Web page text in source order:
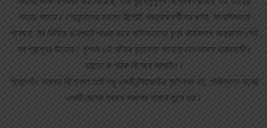
পাতায় পাতায়। গোয়েন্দাদের তদন্ত রিপোর্ট, প্রত্যক্ষদর্শীদের বর্ণনা, সাংবাদিকতার
গবেষণা, সব মিলিয়ে দু’মলাটে পাওয়া যাবে পাকিস্তানের ঘৃণ্য কার্যকলাপ সংক্রান্ত সেই
সব প্রশ্নের উত্তর। নৃশংস ওই ঘটনার বৃত্তান্ত জানতে চান তামাম ভারতবাসী।
হয়তো বা পাঠক হিসেবে আপনিও।
পহেলগাঁও হামলার বিশ্লেষণ তাই শুধু একটি ট্র্যাজেডির স্মৃতিকথা নয়, পাকিস্তান নামের
একটি দেশের স্বরূপ সকলের সামনে তুলে ধরা।